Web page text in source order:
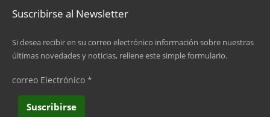
Suscribirse al Newsletter
Si desea recibir en su correo electrónico información sobre nuestras
últimas novedades y noticias, rellene este simple formulario.
correo Electrónico *